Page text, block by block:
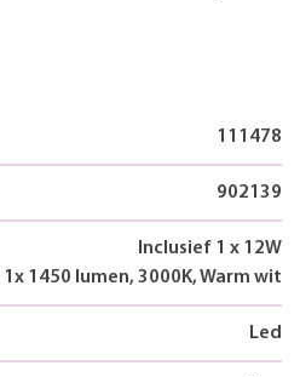
111478
902139
Inclusief 1 x 12W
1x 1450 lumen, 3000K, Warm wit
Led